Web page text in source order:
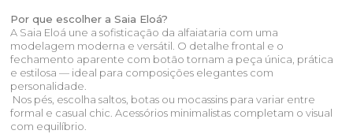
Por que escolher a Saia Eloá?
A Saia Eloá une a sofisticação da alfaiataria com uma
modelagem moderna e versátil. O detalhe frontal e o
fechamento aparente com botão tornam a peça única, prática
e estilosa — ideal para composições elegantes com
personalidade.
Nos pés, escolha saltos, botas ou mocassins para variar entre
formal e casual chic. Acessórios minimalistas completam o visual
com equilíbrio.